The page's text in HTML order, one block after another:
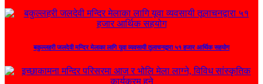
बकुल्लहरी जलदेवी मन्दिर मेलाका लागि यूवा व्यवसायी तूलाचनद्वारा ५१ हजार आर्थिक सहयोग